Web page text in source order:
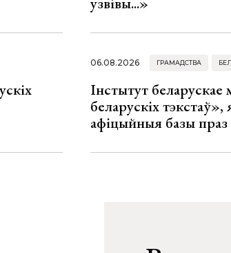
06.08.2026 ГРАМАДСТВА
Інстытут
беларускіх тэкстаў»,
афіцыйныя базы праз